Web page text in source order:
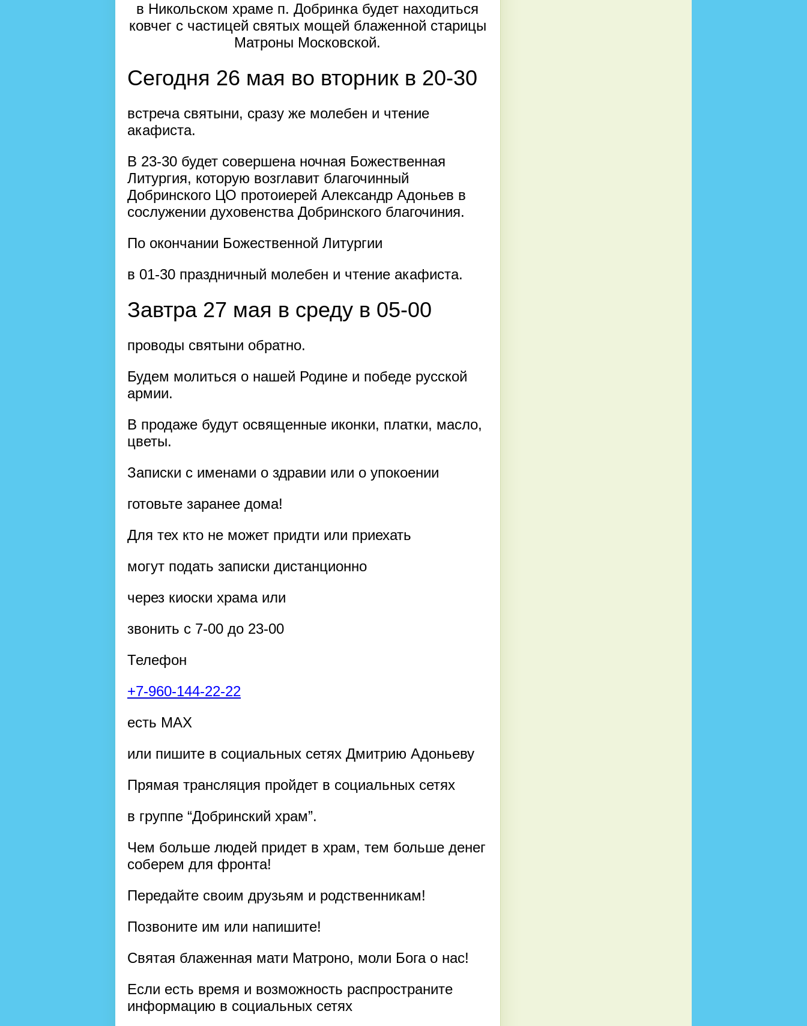
в Никольском храме п. Добринка будет находиться
ковчег с частицей святых мощей блаженной старицы
Матроны Московской.
Сегодня 26 мая во вторник в 20-30
встреча святыни, сразу же молебен и чтение
акафиста.
В 23-30 будет совершена ночная Божественная
Литургия, которую возглавит благочинный
Добринского ЦО протоиерей Александр Адоньев в
сослужении духовенства Добринского благочиния.
По окончании Божественной Литургии
в 01-30 праздничный молебен и чтение акафиста.
Завтра 27 мая в среду в 05-00
проводы святыни обратно.
Будем молиться о нашей Родине и победе русской
армии.
В продаже будут освященные иконки, платки, масло,
цветы.
Записки с именами о здравии или о упокоении
готовьте заранее дома!
Для тех кто не может придти или приехать
могут подать записки дистанционно
через киоски храма или
звонить с 7-00 до 23-00
Телефон
+7-960-144-22-22
есть MAX
или пишите в социальных сетях Дмитрию Адоньеву
Прямая трансляция пройдет в социальных сетях
в группе “Добринский храм”.
Чем больше людей придет в храм, тем больше денег
соберем для фронта!
Передайте своим друзьям и родственникам!
Позвоните им или напишите!
Святая блаженная мати Матроно, моли Бога о нас!
Если есть время и возможность распространите
информацию в социальных сетях